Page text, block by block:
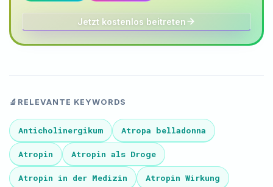
Jetzt kostenlos beitreten
🔬 RELEVANTE KEYWORDS
Anticholinergikum Atropa belladonna
Atropin Atropin als Droge
Atropin in der Medizin Atropin Wirkung